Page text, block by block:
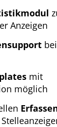
Anzeigen
mit
möglich